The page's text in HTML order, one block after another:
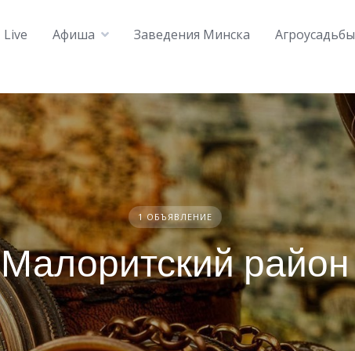
Live Афиша Заведения Минска Агроусадьбы
1 ОБЪЯВЛЕНИЕ
Малоритский район